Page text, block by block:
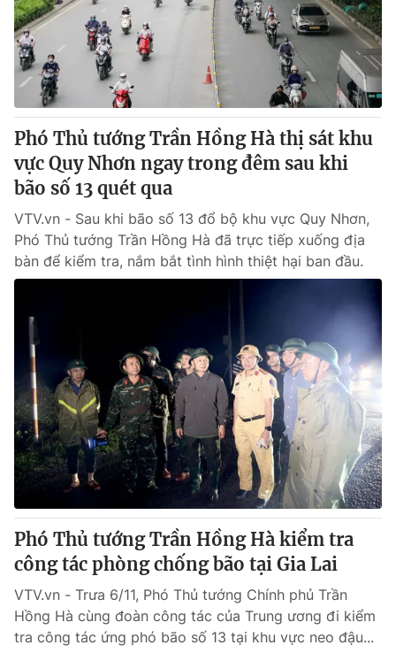
Phó Thủ tướng Trần Hồng Hà thị sát khu
vực Quy Nhơn ngay trong đêm sau khi
bão số 13 quét qua
VTV.vn - Sau khi bão số 13 đổ bộ khu vực Quy Nhơn,
Phó Thủ tướng Trần Hồng Hà đã trực tiếp xuống địa
bàn để kiểm tra, nắm bắt tình hình thiệt hại ban đầu.
Phó Thủ tướng Trần Hồng Hà kiểm tra
công tác phòng chống bão tại Gia Lai
VTV.vn - Trưa 6/11, Phó Thủ tướng Chính phủ Trần
Hồng Hà cùng đoàn công tác của Trung ương đi kiểm
tra công tác ứng phó bão số 13 tại khu vực neo đậu...